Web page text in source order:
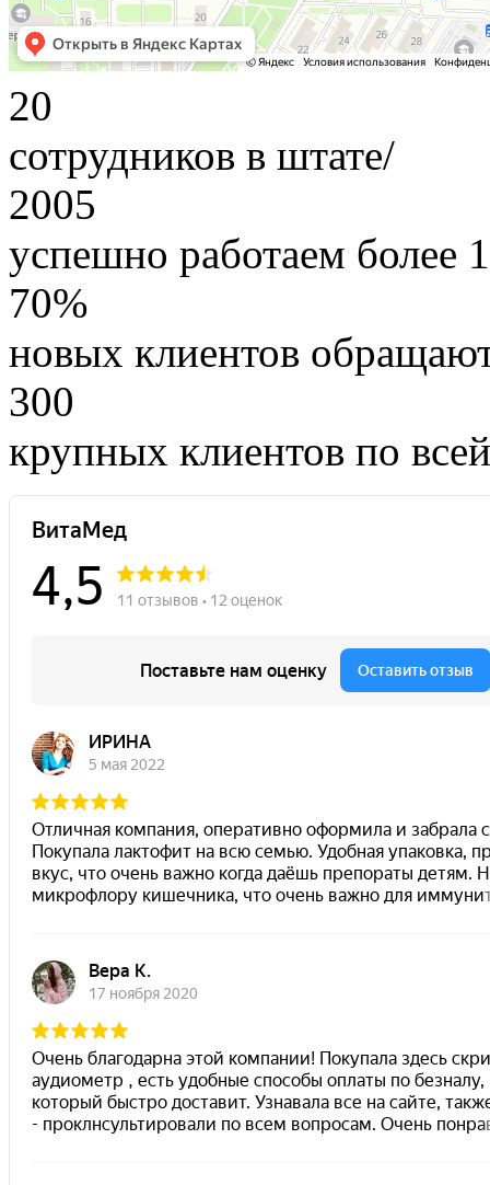
20
сотрудников в штате/
2005
успешно работаем более
70%
новых клиентов
300
крупных клиентов по